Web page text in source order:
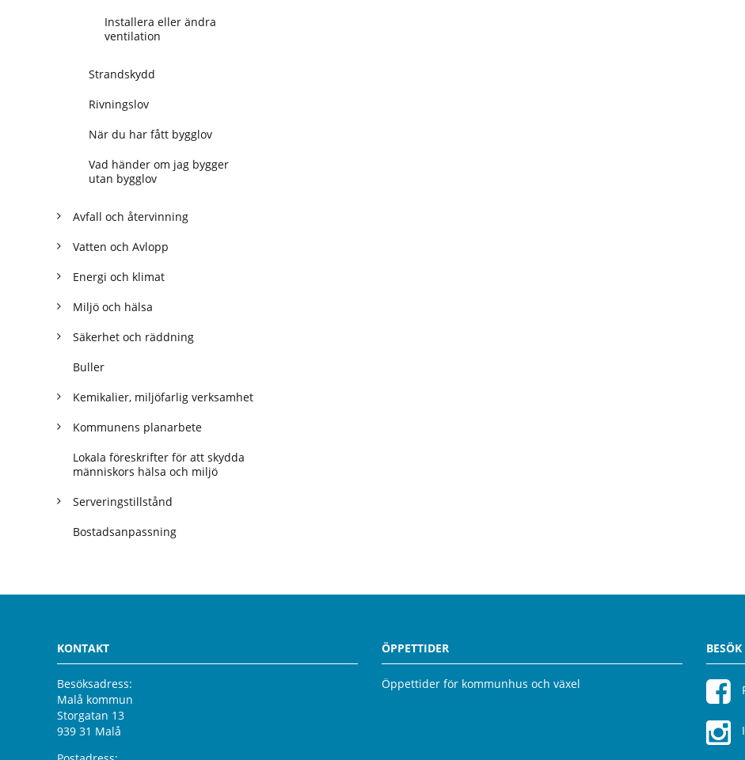
Installera eller ändra
ventilation
Strandskydd
Rivningslov
När du har fått bygglov
Vad händer om jag bygger
utan bygglov
Avfall och återvinning
Vatten och Avlopp
Energi och klimat
Miljö och hälsa
Säkerhet och räddning
Buller
Kemikalier, miljöfarlig verksamhet
Kommunens planarbete
Lokala föreskrifter för att skydda
människors hälsa och miljö
Serveringstillstånd
Bostadsanpassning
KONTAKT
Besöksadress:
Malå kommun
Storgatan 13
939 31 Malå
ÖPPETTIDER
Öppettider för kommunhus och växel